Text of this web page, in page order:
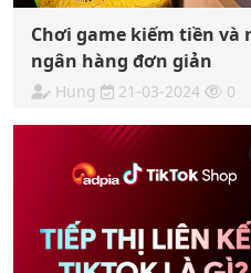
Chơi game kiếm tiền
ngân hàng đơn giản
Hung 21-03-2024 0